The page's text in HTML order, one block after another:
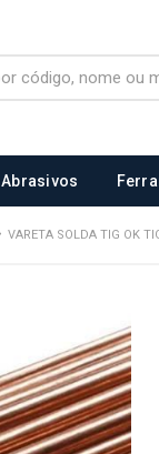
Abrasivos
VARETA SOLDA TIG OK